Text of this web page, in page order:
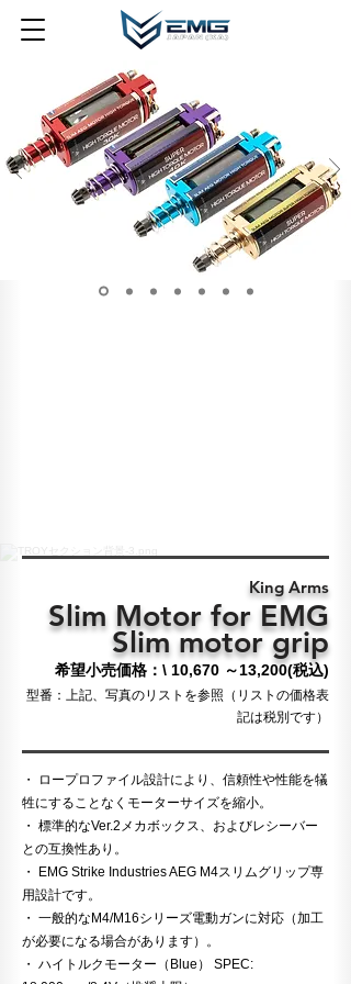
King Arms
Slim Motor for EMG
Slim motor grip
希望小売価格： \ 10,670 ～13,200(税込)
​型番：上記、写真のリストを参照（リストの価格表
記は税別です）
・ ロープロファイル設計により、信頼性や性能を犠
牲にすることなくモーターサイズを縮小。
・ 標準的なVer.2メカボックス、およびレシーバー
との互換性あり。
・ EMG Strike Industries AEG M4スリムグリップ専
用設計です。
・ 一般的なM4/M16シリーズ電動ガンに対応（加工
が必要になる場合があります）。
・ ハイトルクモーター（Blue） SPEC: